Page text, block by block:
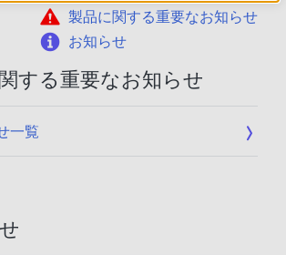
製品に関する重要なお知らせ
お知らせ
する重要なお知らせ
一覧